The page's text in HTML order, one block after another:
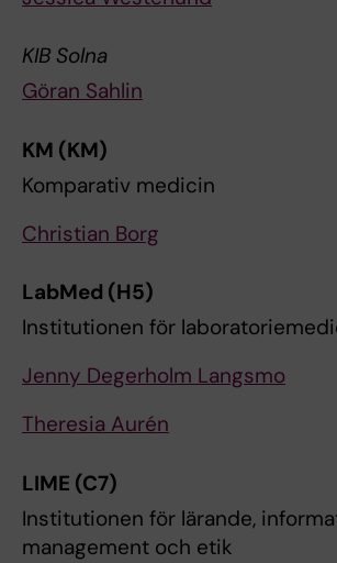
KIB Solna
Göran Sahlin
KM (KM)
Komparativ medicin
Christian Borg
LabMed (H5)
Institutionen för
Jenny Degerholm Langsmo
Theresia Aurén
LIME (C7)
Institutionen för lärande,
management och etik